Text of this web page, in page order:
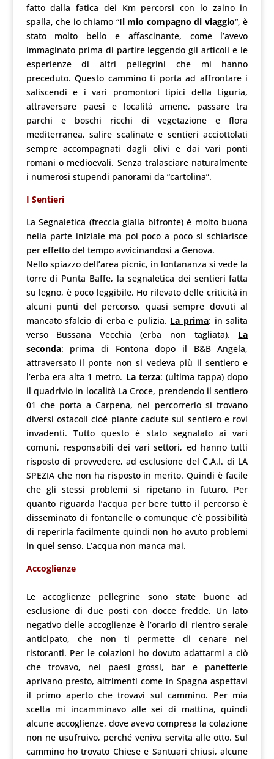
fatto dalla fatica dei Km percorsi con lo zaino in
spalla, che io chiamo “Il mio compagno di viaggio“, è
stato molto bello e affascinante, come l’avevo
immaginato prima di partire leggendo gli articoli e le
esperienze di altri pellegrini che mi hanno
preceduto. Questo cammino ti porta ad affrontare i
saliscendi e i vari promontori tipici della Liguria,
attraversare paesi e località amene, passare tra
parchi e boschi ricchi di vegetazione e flora
mediterranea, salire scalinate e sentieri acciottolati
sempre accompagnati dagli olivi e dai vari ponti
romani o medioevali. Senza tralasciare naturalmente
i numerosi stupendi panorami da “cartolina”.
I Sentieri
La Segnaletica (freccia gialla bifronte) è molto buona
nella parte iniziale ma poi poco a poco si schiarisce
per effetto del tempo avvicinandosi a Genova.
Nello spiazzo dell’area picnic, in lontananza si vede la
torre di Punta Baffe, la segnaletica dei sentieri fatta
su legno, è poco leggibile. Ho rilevato delle criticità in
alcuni punti del percorso, quasi sempre dovuti al
mancato sfalcio di erba e pulizia. La prima: in salita
verso Bussana Vecchia (erba non tagliata). La
seconda: prima di Fontona dopo il B&B Angela,
attraversato il ponte non si vedeva più il sentiero e
l’erba era alta 1 metro. La terza: (ultima tappa) dopo
il quadrivio in località La Croce, prendendo il sentiero
01 che porta a Carpena, nel percorrerlo si trovano
diversi ostacoli cioè piante cadute sul sentiero e rovi
invadenti. Tutto questo è stato segnalato ai vari
comuni, responsabili dei vari settori, ed hanno tutti
risposto di provvedere, ad esclusione del C.A.I. di LA
SPEZIA che non ha risposto in merito. Quindi è facile
che gli stessi problemi si ripetano in futuro. Per
quanto riguarda l’acqua per bere tutto il percorso è
disseminato di fontanelle o comunque c’è possibilità
di reperirla facilmente quindi non ho avuto problemi
in quel senso. L’acqua non manca mai.
Accoglienze
Le accoglienze pellegrine sono state buone ad
esclusione di due posti con docce fredde. Un lato
negativo delle accoglienze è l’orario di rientro serale
anticipato, che non ti permette di cenare nei
ristoranti. Per le colazioni ho dovuto adattarmi a ciò
che trovavo, nei paesi grossi, bar e panetterie
aprivano presto, altrimenti come in Spagna aspettavi
il primo aperto che trovavi sul cammino. Per mia
scelta mi incamminavo alle sei di mattina, quindi
alcune accoglienze, dove avevo compresa la colazione
non ne usufruivo, perché veniva servita alle otto. Sul
cammino ho trovato Chiese e Santuari chiusi, alcune